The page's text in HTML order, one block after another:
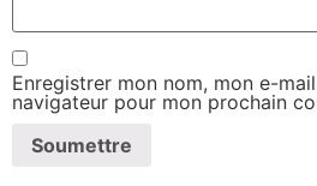
Enregistrer mon nom, mon e-
navigateur pour mon prochain